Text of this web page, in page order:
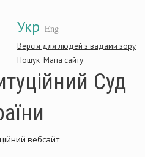
Укр Eng
Версія для людей з вадами зору
Пошук Мапа сайту
Суд
вебсайт